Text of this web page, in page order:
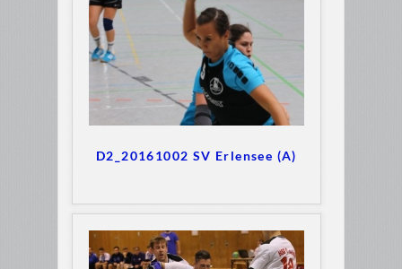
D2_20161002 SV Erlensee (A)